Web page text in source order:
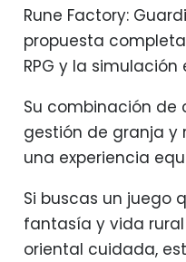
Rune Factory:
propuesta
RPG y la simulación
Su combinación
gestión de granja y
una experiencia
Si buscas un juego
fantasía y vida
oriental cuidada,